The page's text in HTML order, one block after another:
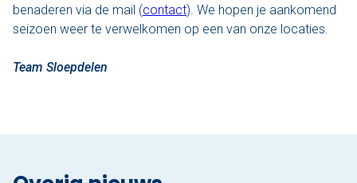
Lidmaatschap
benaderen via de mail (contact). We hopen je aankomend
seizoen weer te verwelkomen op een van onze locaties.
Team Sloepdelen